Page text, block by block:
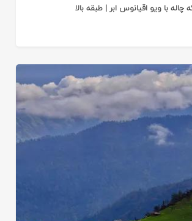
چاله با ویو اقیانوس ابر | طبقه بالا